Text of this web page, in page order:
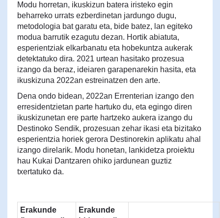
Modu horretan, ikuskizun batera iristeko egin
beharreko urrats ezberdinetan jardungo dugu,
metodologia bat garatu eta, bide batez, lan egiteko
modua barrutik ezagutu dezan. Hortik abiatuta,
esperientziak elkarbanatu eta hobekuntza aukerak
detektatuko dira. 2021 urtean hasitako prozesua
izango da beraz, ideiaren garapenarekin hasita, eta
ikuskizuna 2022an estreinatzen den arte.
Dena ondo bidean, 2022an Errenterian izango den
erresidentzietan parte hartuko du, eta egingo diren
ikuskizunetan ere parte hartzeko aukera izango du
Destinoko Sendik, prozesuan zehar ikasi eta bizitako
esperientzia horiek gerora Destinorekin aplikatu ahal
izango direlarik. Modu honetan, lankidetza proiektu
hau Kukai Dantzaren ohiko jardunean guztiz
txertatuko da.
Erakunde
Erakunde